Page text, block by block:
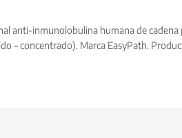
anti-inmunolobulina humana de cadena
– concentrado). Marca EasyPath.